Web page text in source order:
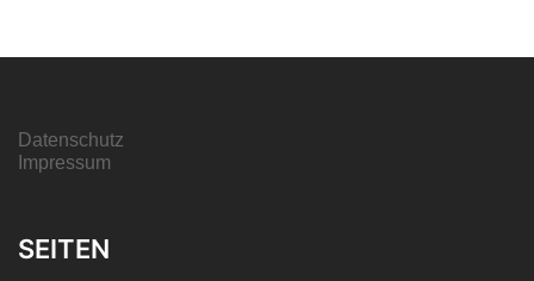
Datenschutz
Impressum
SEITEN